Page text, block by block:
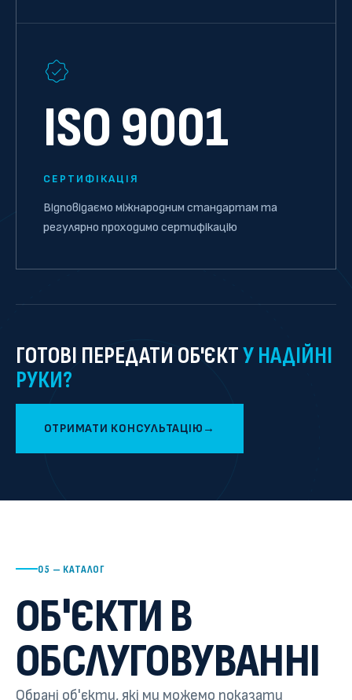
ISO 9001
СЕРТИФІКАЦІЯ
Відповідаємо міжнародним стандартам та
регулярно проходимо сертифікацію
ГОТОВІ ПЕРЕДАТИ ОБ'ЄКТУ НАДІЙНІ
РУКИ?
ОТРИМАТИ КОНСУЛЬТАЦІЮ →
05 — КАТАЛОГ
ОБ'ЄКТИ В
ОБСЛУГОВУВАННІ
Обрані об'єкти, які ми можемо показати